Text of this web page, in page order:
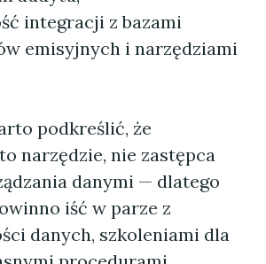
integracji z bazami
emisyjnych i narzędziami
podkreślić, że
narzędzie, nie zastępca
danymi — dlatego
iść w parze z
danych, szkoleniami dla